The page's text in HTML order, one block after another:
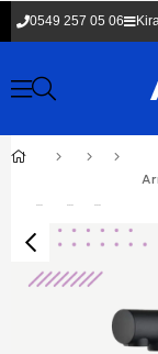
0549 257 05 06